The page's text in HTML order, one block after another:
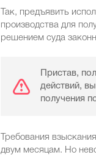
Так, предъявить
производства для
решением суда
Пристав,
действий,
получения
Требования
двум месяцам. Но